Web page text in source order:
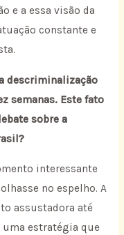
e a essa visão da
constante e
descriminalização
semanas. Este fato
sobre a
interessante
no espelho. A
assustadora até
estratégia que